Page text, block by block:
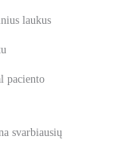
laukus
paciento
svarbiausių